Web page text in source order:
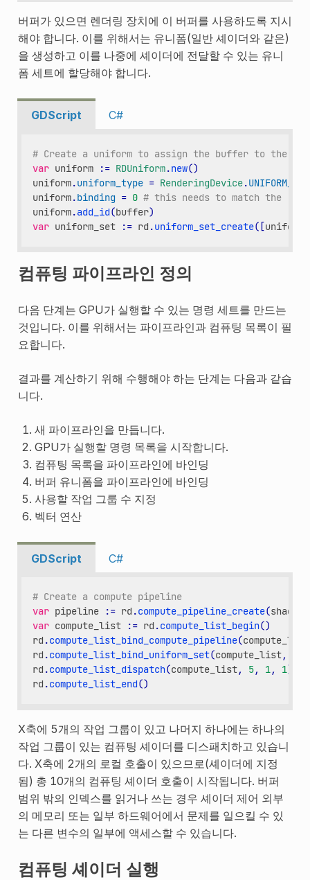
버퍼가 있으면 렌더링 장치에 이 버퍼를 사용하도록 지시
해야 합니다. 이를 위해서는 유니폼(일반 셰이더와 같은)
을 생성하고 이를 나중에 셰이더에 전달할 수 있는 유니
폼 세트에 할당해야 합니다.
GDScript C#
# Create a uniform to assign the buffer to the
var uniform := RDUniform.new()
uniform.uniform_type = RenderingDevice.
uniform.binding = 0 # this needs to match the
uniform.add_id(buffer)
var uniform_set := rd .uniform_set_create([uniform
컴퓨팅 파이프라인 정의
다음 단계는 GPU가 실행할 수 있는 명령 세트를 만드는
것입니다. 이를 위해서는 파이프라인과 컴퓨팅 목록이 필
요합니다.
결과를 계산하기 위해 수행해야 하는 단계는 다음과 같습
니다.
새 파이프라인을 만듭니다.
GPU가 실행할 명령 목록을 시작합니다.
컴퓨팅 목록을 파이프라인에 바인딩
버퍼 유니폼을 파이프라인에 바인딩
사용할 작업 그룹 수 지정
벡터 연산
GDScript C#
# Create a compute pipeline
var pipeline := rd .compute_pipeline_create(shader
var compute_list := rd .compute_list_begin()
rd .compute_list_bind_compute_pipeline(compute_list
rd .compute_list_bind_uniform_set(compute_list,
rd .compute_list_dispatch(compute_list, 5, 1, 1)
rd .compute_list_end()
X축에 5개의 작업 그룹이 있고 나머지 하나에는 하나의
작업 그룹이 있는 컴퓨팅 셰이더를 디스패치하고 있습니
다. X축에 2개의 로컬 호출이 있으므로(셰이더에 지정
됨) 총 10개의 컴퓨팅 셰이더 호출이 시작됩니다. 버퍼
범위 밖의 인덱스를 읽거나 쓰는 경우 셰이더 제어 외부
의 메모리 또는 일부 하드웨어에서 문제를 일으킬 수 있
는 다른 변수의 일부에 액세스할 수 있습니다.
컴퓨팅 셰이더 실행